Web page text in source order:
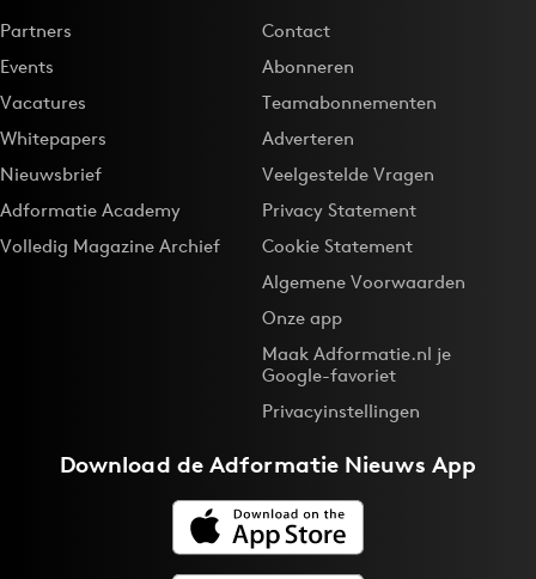
Partners
Events
Vacatures
Whitepapers
Nieuwsbrief
Adformatie Academy
Volledig Magazine Archief
Contact
Abonneren
Teamabonnementen
Adverteren
Veelgestelde Vragen
Privacy Statement
Cookie Statement
Algemene Voorwaarden
Onze app
Maak Adformatie.nl je
Google-favoriet
Privacyinstellingen
Download deAdformatie Nieuws App